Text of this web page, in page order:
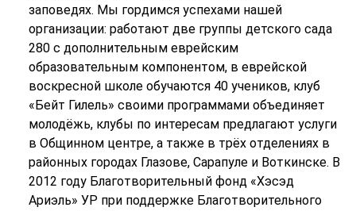
заповедях. Мы гордимся успехами нашей
организации: работают две группы детского сада
280 с дополнительным еврейским
образовательным компонентом, в еврейской
воскресной школе обучаются 40 учеников, клуб
«Бейт Гилель» своими программами объединяет
молодёжь, клубы по интересам предлагают услуги
в Общинном центре, а также в трёх отделениях в
районных городах Глазове, Сарапуле и Воткинске. В
2012 году Благотворительный фонд «Хэсэд
Ариэль» УР при поддержке Благотворительного